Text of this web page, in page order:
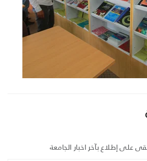
على إطلاع بآخر اخبار الجامعة